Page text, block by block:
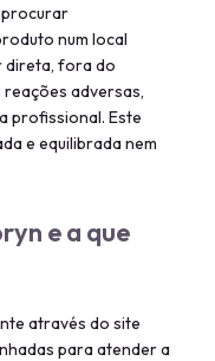
procurar
num local
direta, fora do
reações adversas,
profissional. Este
e equilibrada nem
e a que
através do site
para atender a